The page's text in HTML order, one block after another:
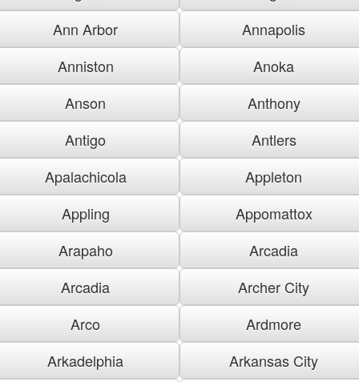
Ann Arbor
Annapolis
Anniston
Anoka
Anson
Anthony
Antigo
Antlers
Apalachicola
Appleton
Appling
Appomattox
Arapaho
Arcadia
Arcadia
Archer City
Arco
Ardmore
Arkadelphia
Arkansas City